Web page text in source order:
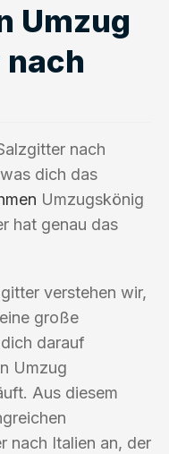
Umzug
nach
dich das
Umzugskönig
hat genau das
verstehen wir,
große
darauf
Umzug
Aus diesem
nach Italien an, der